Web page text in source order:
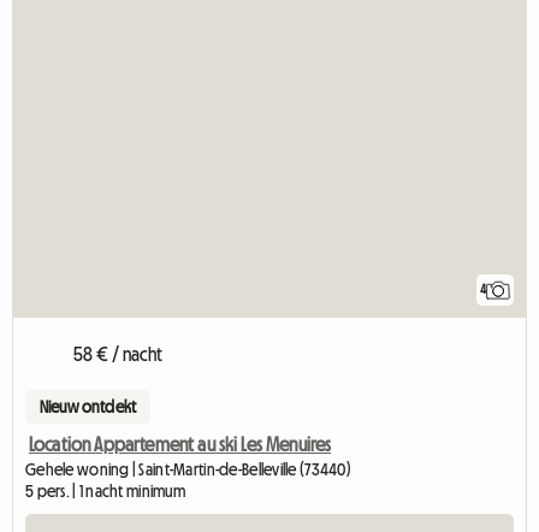
4
58 € / nacht
Nieuw ontdekt
Location Appartement au ski Les Menuires
Gehele woning | Saint-Martin-de-Belleville (73440)
5 pers. | 1 nacht minimum